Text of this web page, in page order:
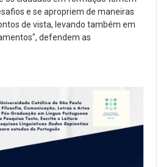
e se apropriem de maneiras
de vista, levando também em
defendem as